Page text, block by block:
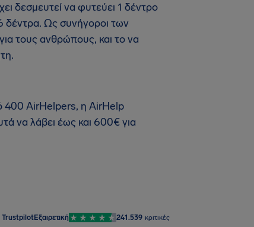
δεσμευτεί να φυτεύει 1 δέντρο
δέντρα. Ως συνήγοροι των
τους ανθρώπους, και το να
400 AirHelpers, η AirHelp
να λάβει έως και 600€ για
TrustpilotΕξαιρετική 241.539 κριτικές